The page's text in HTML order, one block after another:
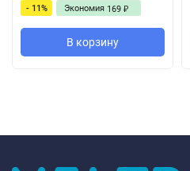
- 11% Экономия 169 ₽
В корзину